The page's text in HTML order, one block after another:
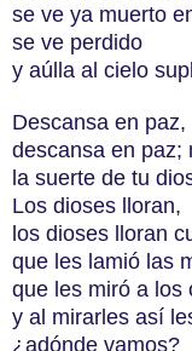
se ve ya muerto
se ve perdido
y aúlla al cielo
Descansa en
descansa en paz;
la suerte de tu
Los dioses lloran,
los dioses lloran
que les lamió las
que les miró a los
y al mirarles así
¿adónde vamos?